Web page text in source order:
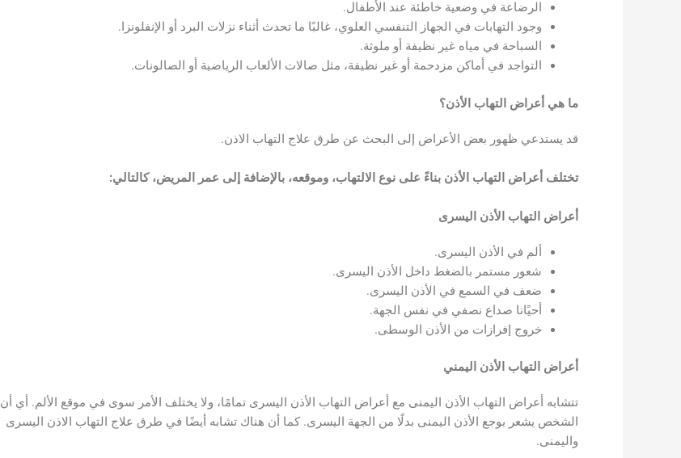
الرضاعة في وضعية خاطئة عند الأطفال.
وجود التهابات في الجهاز التنفسي العلوي، غالبًا ما تحدث أثناء نزلات البرد أو الإنفلونزا.
السباحة في مياه غير نظيفة أو ملوثة.
التواجد في أماكن مزدحمة أو غير نظيفة، مثل صالات الألعاب الرياضية أو الصالونات.
ما هي أعراض التهاب الأذن؟
قد يستدعي ظهور بعض الأعراض إلى البحث عن طرق علاج التهاب الاذن.
تختلف أعراض التهاب الأذن بناءً على نوع الالتهاب، وموقعه، بالإضافة إلى عمر المريض، كالتالي:
أعراض التهاب الأذن اليسرى
ألم في الأذن اليسرى.
شعور مستمر بالضغط داخل الأذن اليسرى.
ضعف في السمع في الأذن اليسرى.
أحيًانا صداع نصفي في نفس الجهة.
خروج إفرازات من الأذن الوسطى.
أعراض التهاب الأذن اليمني
تتشابه أعراض التهاب الأذن اليمنى مع أعراض التهاب الأذن اليسرى تمامًا، ولا يختلف الأمر سوى في موقع الألم. أي أن
الشخص يشعر بوجع الأذن اليمنى بدلًا من الجهة اليسرى. كما أن هناك تشابه أيضًا في طرق علاج التهاب الاذن اليسرى
واليمنى.